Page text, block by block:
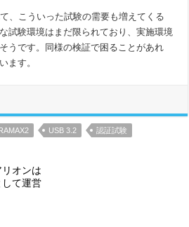
、こういった試験の需要も増えてくる
試験環境はまだ限られており、実施環境
うです。同様の検証で困ることがあれ
ます。
USB 3.2 認証試験
オンは
して運営